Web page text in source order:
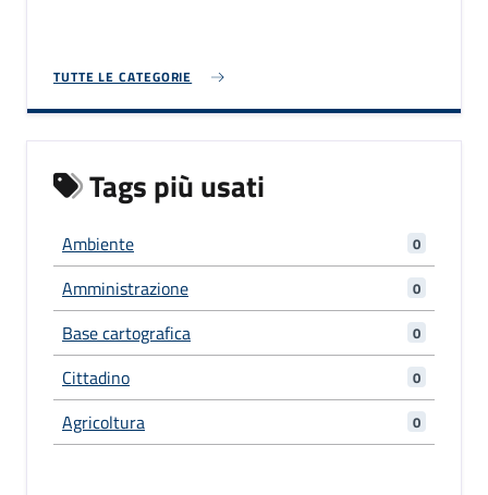
TUTTE LE CATEGORIE
Tags più usati
Ambiente 0
Amministrazione 0
Base cartografica 0
Cittadino 0
Agricoltura 0